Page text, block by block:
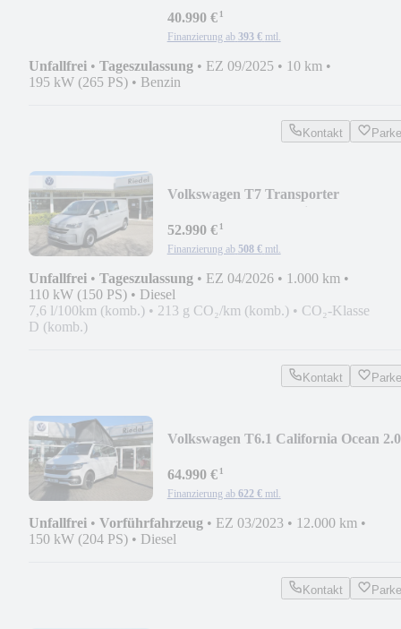
40.990 €¹
Finanzierung ab 393 € mtl.
Unfallfrei • Tageszulassung • EZ 09/2025 • 10 km •
195 kW (265 PS) • Benzin
Kontakt
Volkswagen T7 Transporter
52.990 €¹
Finanzierung ab 508 € mtl.
Unfallfrei • Tageszulassung • EZ 04/2026 • 1.000 km •
110 kW (150 PS) • Diesel
7,6 l/100km (komb.) • 213 g CO₂/km (komb.) • CO₂-Klasse
D (komb.)
Kontakt
Volkswagen T6.1 California Ocean 2.0
64.990 €¹
Finanzierung ab 622 € mtl.
Unfallfrei • Vorführfahrzeug • EZ 03/2023 • 12.000 km •
150 kW (204 PS) • Diesel
Kontakt